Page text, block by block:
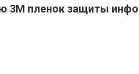
3M пленок защиты